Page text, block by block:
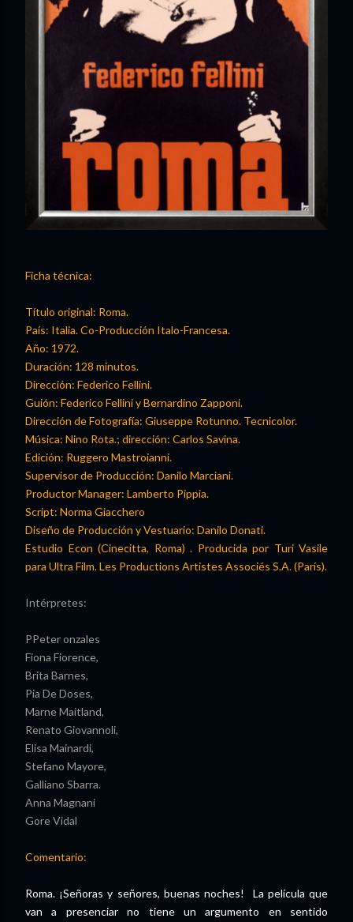
Ficha técnica:
Título original: Roma.
País: Italia. Co-Producción Italo-Francesa.
Año: 1972.
Duración: 128 minutos.
Dirección: Federico Fellini.
Guión: Federico Fellini y Bernardino Zapponi.
Dirección de Fotografía: Giuseppe Rotunno. Tecnicolor.
Música: Nino Rota.; dirección: Carlos Savina.
Edición: Ruggero Mastroianni.
Supervisor de Producción: Danilo Marciani.
Productor Manager: Lamberto Pippia.
Script: Norma Giacchero
Diseño de Producción y Vestuario: Danilo Donati.
Estudio Econ (Cinecitta, Roma) . Producida por Turi Vasile
para Ultra Film. Les Productions Artistes Associés S.A. (París).
Intérpretes:
PPeter onzales
Fiona Fiorence,
Brita Barnes,
Pia De Doses,
Marne Maitland,
Renato Giovannoli,
Elisa Mainardi,
Stefano Mayore,
Galliano Sbarra.
Anna Magnani
Gore Vidal
Comentario:
Roma. ¡Señoras y señores, buenas noches! La película que
van a presenciar no tiene un argumento en sentido